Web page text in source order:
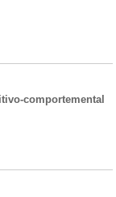
comportemental